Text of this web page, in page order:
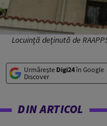
Locuință deținută de
Urmărește Digi24în Google
Discover
DIN ARTICOL